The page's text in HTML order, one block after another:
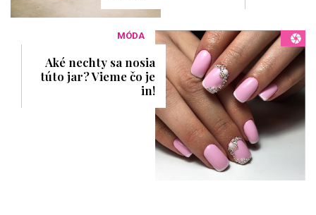
MÓDA
Aké nechty sa nosia
túto jar? Vieme čo je
in!